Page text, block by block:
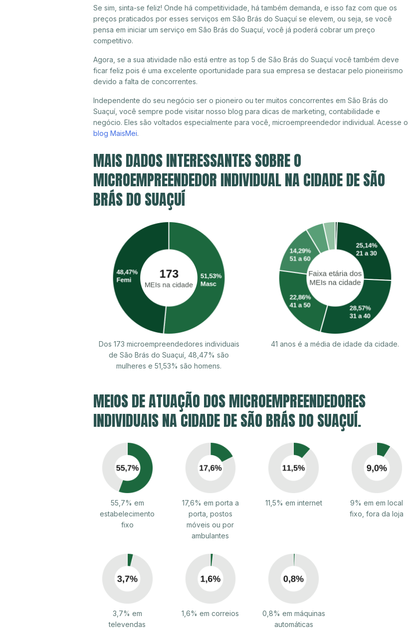
Se sim, sinta-se feliz! Onde há competitividade, há também demanda, e isso faz com que os
preços praticados por esses serviços em São Brás do Suaçuí se elevem, ou seja, se você
pensa em iniciar um serviço em São Brás do Suaçuí, você já poderá cobrar um preço
competitivo.
Agora, se a sua atividade não está entre as top 5 de São Brás do Suaçuí você também deve
ficar feliz pois é uma excelente oportunidade para sua empresa se destacar pelo pioneirismo
devido a falta de concorrentes.
Independente do seu negócio ser o pioneiro ou ter muitos concorrentes em São Brás do
Suaçuí, você sempre pode visitar nosso blog para dicas de marketing, contabilidade e
negócio. Eles são voltados especialmente para você, microempreendedor individual. Acesse o
blog MaisMei.
MAIS DADOS INTERESSANTES SOBRE O
MICROEMPREENDEDOR INDIVIDUAL NA CIDADE DE SÃO
BRÁS DO SUAÇUÍ
Dos 173 microempreendedores individuais
de São Brás do Suaçuí, 48,47% são
mulheres e 51,53% são homens.
41 anos é a média de idade da cidade.
MEIOS DE ATUAÇÃO DOS MICROEMPREENDEDORES
INDIVIDUAIS NA CIDADE DE SÃO BRÁS DO SUAÇUÍ.
55,7% em
estabelecimento
fixo
17,6% em porta a
porta, postos
móveis ou por
ambulantes
11,5% em internet
9% em em local
fixo, fora da loja
3,7% em
televendas
1,6% em correios
0,8% em máquinas
automáticas